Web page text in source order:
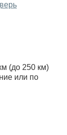
(до 250 км)
или по